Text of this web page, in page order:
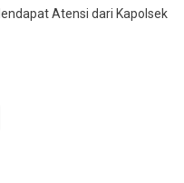
Atensi dari Kapolsek
Share